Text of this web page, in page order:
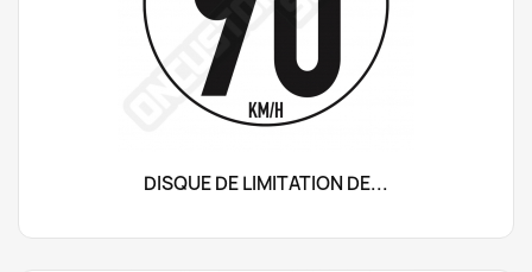
DISQUE DE LIMITATION DE...